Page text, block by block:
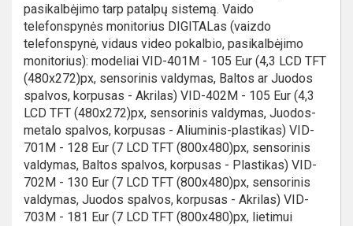
pasikalbėjimo tarp patalpų sistemą. Vaido
telefonspynės monitorius DIGITALas (vaizdo
telefonspynė, vidaus video pokalbio, pasikalbėjimo
monitorius): modeliai VID-401M - 105 Eur (4,3 LCD TFT
(480x272)px, sensorinis valdymas, Baltos ar Juodos
spalvos, korpusas - Akrilas) VID-402M - 105 Eur (4,3
LCD TFT (480x272)px, sensorinis valdymas, Juodos-
metalo spalvos, korpusas - Aliuminis-plastikas) VID-
701M - 128 Eur (7 LCD TFT (800x480)px, sensorinis
valdymas, Baltos spalvos, korpusas - Plastikas) VID-
702M - 130 Eur (7 LCD TFT (800x480)px, sensorinis
valdymas, Juodos spalvos, korpusas - Akrilas) VID-
703M - 181 Eur (7 LCD TFT (800x480)px, lietimui